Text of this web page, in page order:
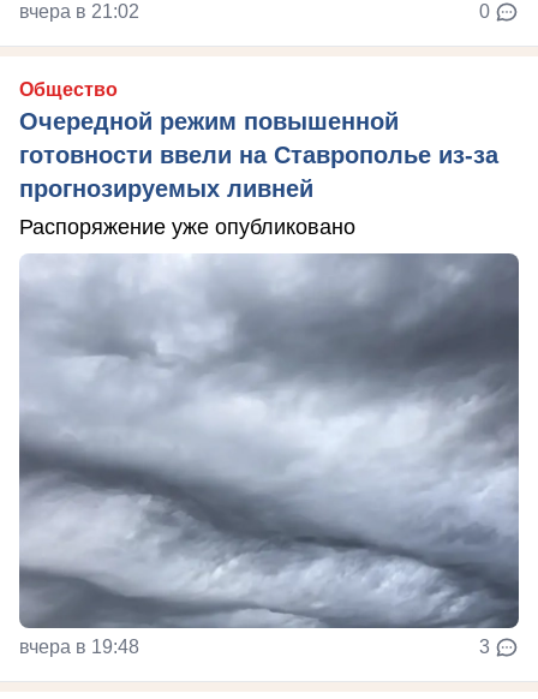
вчера в 21:02 0
Общество
Очередной режим повышенной
готовности ввели на Ставрополье из-за
прогнозируемых ливней
Распоряжение уже опубликовано
вчера в 19:48 3